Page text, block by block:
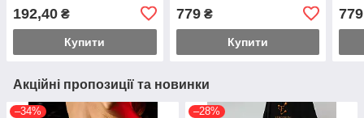
192,40 ₴
Купити
779₴
Купити
779
Акційні пропозиції та новинки
–34% –28%